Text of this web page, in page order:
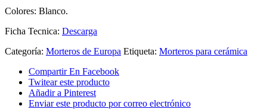
Colores: Blanco.
Ficha Tecnica: Descarga
Categoría: Morteros de Europa Etiqueta: Morteros para cerámica
Compartir En Facebook
Twitear este producto
Añadir a Pinterest
Enviar este producto por correo electrónico